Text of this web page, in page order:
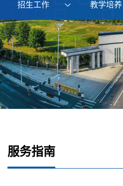
招生工作 教学培养
服务指南